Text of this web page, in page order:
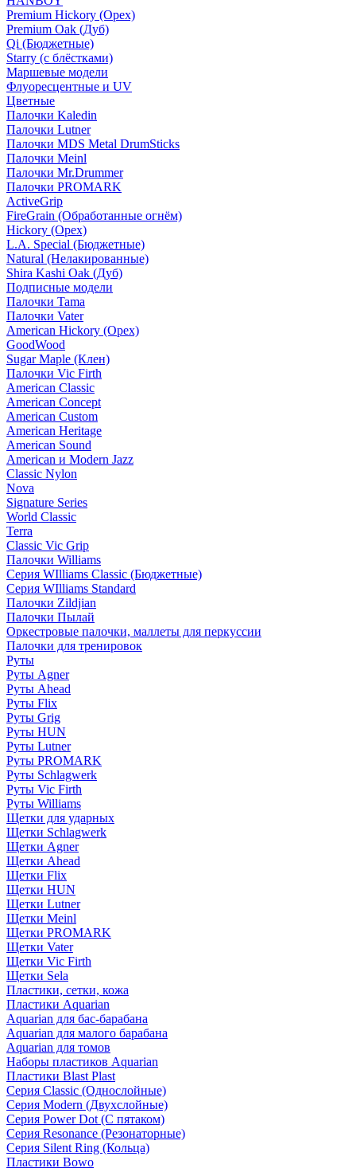
Premium Hickory (Орех)
Premium Oak (Дуб)
Qi (Бюджетные)
Starry (с блёстками)
Маршевые модели
Флуоресцентные и UV
Цветные
Палочки Kaledin
Палочки Lutner
Палочки MDS Metal DrumSticks
Палочки Meinl
Палочки Mr.Drummer
Палочки PROMARK
ActiveGrip
FireGrain (Обработанные огнём)
Hickory (Орех)
L.A. Special (Бюджетные)
Natural (Нелакированные)
Shira Kashi Oak (Дуб)
Подписные модели
Палочки Tama
Палочки Vater
American Hickory (Орех)
GoodWood
Sugar Maple (Клен)
Палочки Vic Firth
American Classic
American Concept
American Custom
American Heritage
American Sound
American и Modern Jazz
Classic Nylon
Nova
Signature Series
World Classic
Terra
Classic Vic Grip
Палочки Williams
Серия WIlliams Classic (Бюджетные)
Серия WIlliams Standard
Палочки Zildjian
Палочки Пылай
Оркестровые палочки, маллеты для перкуссии
Палочки для тренировок
Руты
Руты Agner
Руты Ahead
Руты Flix
Руты Grig
Руты HUN
Руты Lutner
Руты PROMARK
Руты Schlagwerk
Руты Vic Firth
Руты Williams
Щетки для ударных
Щетки Schlagwerk
Щетки Agner
Щетки Ahead
Щетки Flix
Щетки HUN
Щетки Lutner
Щетки Meinl
Щетки PROMARK
Щетки Vater
Щетки Vic Firth
Щетки Sela
Пластики, сетки, кожа
Пластики Aquarian
Aquarian для бас-барабана
Aquarian для малого барабана
Aquarian для томов
Наборы пластиков Aquarian
Пластики Blast Plast
Серия Classic (Однослойные)
Серия Modern (Двухслойные)
Серия Power Dot (С пятаком)
Серия Resonance (Резонаторные)
Серия Silent Ring (Кольца)
Пластики Bowo